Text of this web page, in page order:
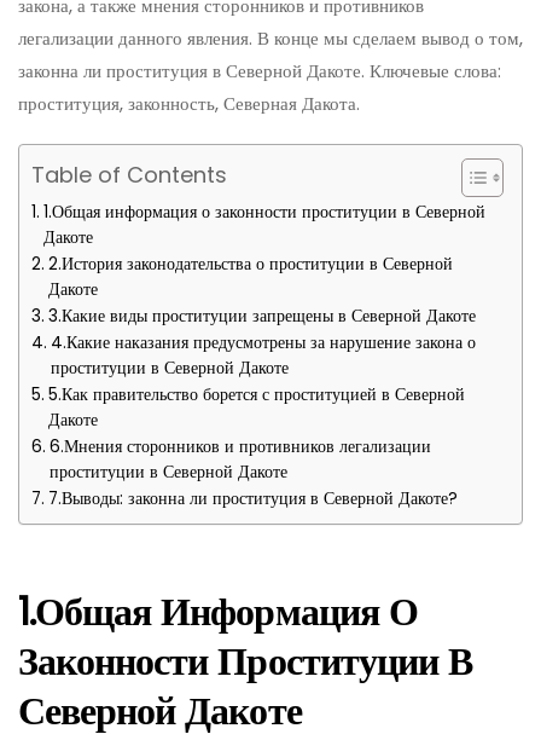
закона, а также мнения сторонников и противников
легализации данного явления. В конце мы сделаем вывод о том,
законна ли проституция в Северной Дакоте. Ключевые слова:
проституция, законность, Северная Дакота.
Table of Contents
1.Общая информация о законности проституции в Северной
Дакоте
2.История законодательства о проституции в Северной
Дакоте
3.Какие виды проституции запрещены в Северной Дакоте
4.Какие наказания предусмотрены за нарушение закона о
проституции в Северной Дакоте
5.Как правительство борется с проституцией в Северной
Дакоте
6.Мнения сторонников и противников легализации
проституции в Северной Дакоте
7.Выводы: законна ли проституция в Северной Дакоте?
1.Общая Информация О
Законности Проституции В
Северной Дакоте